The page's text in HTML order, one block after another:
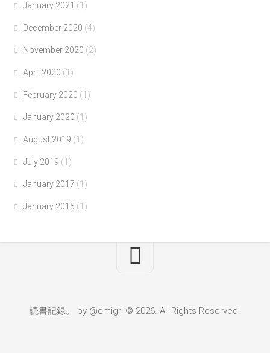
January 2021 (1)
December 2020 (4)
November 2020 (2)
April 2020 (1)
February 2020 (1)
January 2020 (1)
August 2019 (1)
July 2019 (1)
January 2017 (1)
January 2015 (1)
読書記録。 by @emigrl © 2026. All Rights Reserved.